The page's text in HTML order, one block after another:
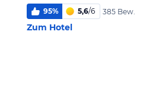
95% 5,6/6 385 Bew.
Zum Hotel